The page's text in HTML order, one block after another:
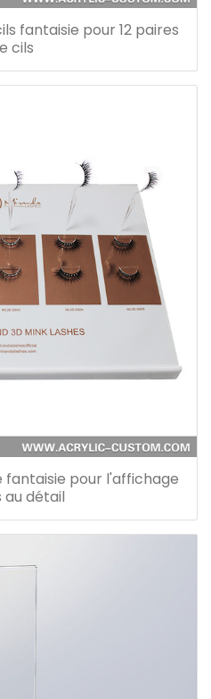
fantaisie pour 12 paires
cils
fantaisie pour l'affichage
au détail